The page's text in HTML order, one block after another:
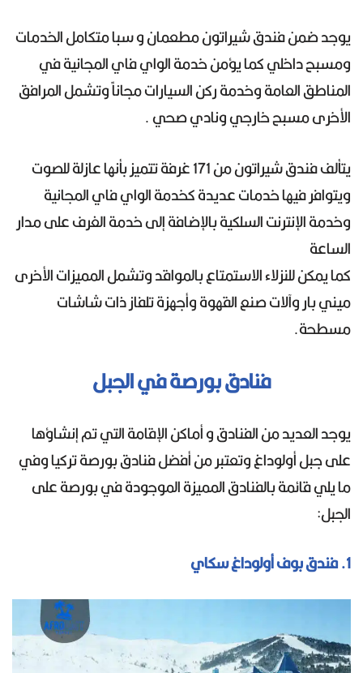
يوجد ضمن فندق شيراتون مطعمان و سبا متكامل الخدمات
ومسبح داخلي كما يؤمن خدمة الواي فاي المجانية في
المناطق العامة وخدمة ركن السيارات مجاناً وتشمل المرافق
الأخرى مسبح خارجي ونادي صحي .
يتألف فندق شيراتون من 171 غرفة تتميز بأنها عازلة للصوت
ويتوافر فيها خدمات عديدة كخدمة الواي فاي المجانية
وخدمة الإنترنت السلكية بالإضافة إلى خدمة الغرف على مدار
الساعة
كما يمكن للنزلاء الاستمتاع بالمواقد وتشمل المميزات الأخرى
ميني بار وآلات صنع القهوة وأجهزة تلفاز ذات شاشات
مسطحة.
فنادق بورصة في الجبل
يوجد العديد من الفنادق و أماكن الإقامة التي تم إنشاؤها
على جبل أولوداغ وتعتبر من أفضل فنادق بورصة تركيا وفي
ما يلي قائمة بالفنادق المميزة الموجودة في بورصة على
الجبل:
1. فندق بوف أولوداغ سكاي